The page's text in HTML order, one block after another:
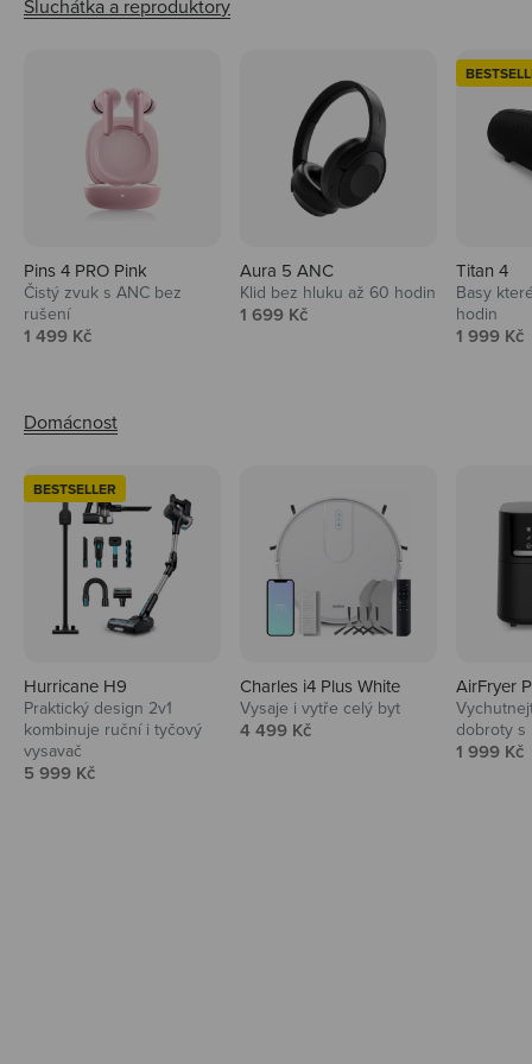
Pins 4 PRO Pink
Čistý zvuk s ANC bez
rušení
Prodejní cena
1 499 Kč
Aura 5 ANC
Klid bez hluku až 60 hodin
Prodejní cena
1 699 Kč
Titan 4
Basy
hodin
Prodejní
1 999 Kč
BESTSELLER
Hurricane H9
Praktický design 2v1
kombinuje ruční i tyčový
vysavač
Prodejní cena
5 999 Kč
Charles i4 Plus White
Vysaje i vytře celý byt
Prodejní cena
4 499 Kč
AirFryer
dobroty s
Prodejní
1 999 Kč
Audio
Niceboy sluchátka a repráky ti padnou
do noty.